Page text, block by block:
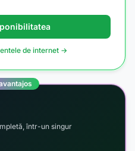
de internet →
într-un singur